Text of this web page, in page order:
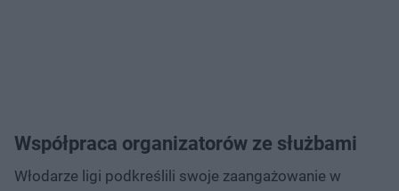
Współpraca organizatorów ze służbami
Włodarze ligi podkreślili swoje zaangażowanie w